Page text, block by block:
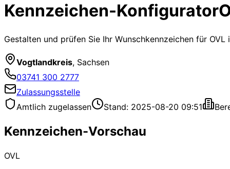
Kennzeichen-Konfigurator
Gestalten und prüfen Sie Ihr Wunschkennzeichen für OVL
Vogtlandkreis, Sachsen
03741 300 2777
Zulassungsstelle
Amtlich zugelassen
Stand: 2025-08-20 09:51
Kennzeichen-Vorschau
OVL